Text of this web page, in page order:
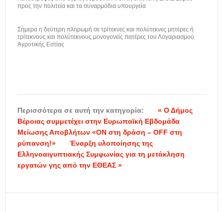
προς την πολιτεία και τα συναρμόδια υπουργεία
Σήμερα η δεύτερη πληρωμή σε τρίτεκνες και πολύτεκνες μητέρες ή
τρίτεκνους και πολύτεκνους μονογονείς πατέρες του Λογαριασμού
Αγροτικής Εστίας
Περισσότερα σε αυτή την κατηγορία:
« Ο Δήμος
Βέροιας συμμετέχει στην Ευρωπαϊκή Εβδομάδα
Μείωσης Αποβλήτων «ΟN στη δράση – OFF στη
ρύπανση!»
Έναρξη υλοποίησης της
Ελληνοαιγυπτιακής Συμφωνίας για τη μετάκληση
εργατών γης από την ΕΘΕΑΣ »